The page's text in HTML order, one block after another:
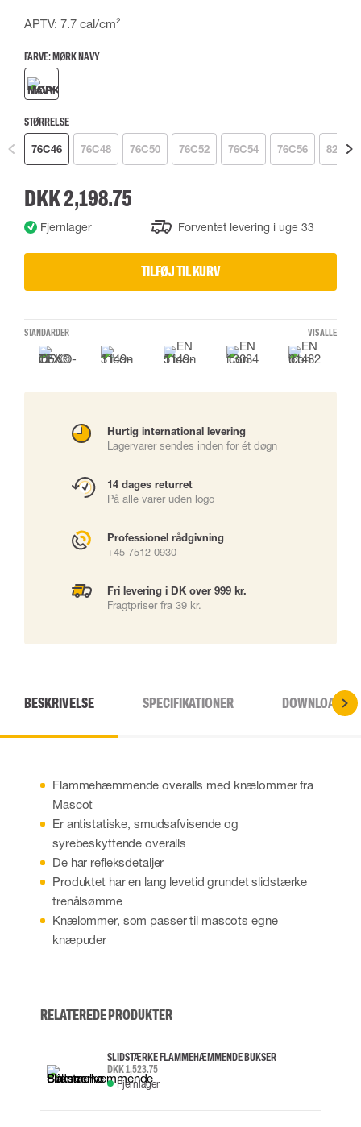
APTV: 7.7 cal/cm²
FARVE: MØRK NAVY
STØRRELSE
76C46 76C48 76C50 76C52 76C54 76C56 82C42
DKK 2,198.75
Fjernlager Forventet levering i uge 33
TILFØJ TIL KURV
STANDARDER VIS ALLE
Hurtig international levering
Lagervarer sendes inden for ét døgn
14 dages returret
På alle varer uden logo
Professionel rådgivning
+45 7512 0930
Fri levering i DK over 999 kr.
Fragtpriser fra 39 kr.
BESKRIVELSE SPECIFIKATIONER DOWNLOADS
Flammehæmmende overalls med knælommer fra
Mascot
Er antistatiske, smudsafvisende og
syrebeskyttende overalls
De har refleksdetaljer
Produktet har en lang levetid grundet slidstærke
trenålsømme
Knælommer, som passer til mascots egne
knæpuder
RELATEREDE PRODUKTER
SLIDSTÆRKE FLAMMEHÆMMENDE BUKSER
DKK 1,523.75
Fjernlager